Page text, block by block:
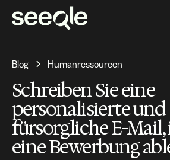
Blog Humanressourcen
Schreiben Sie eine
personalisierte und
fürsorgliche E-Mail,
eine Bewerbung